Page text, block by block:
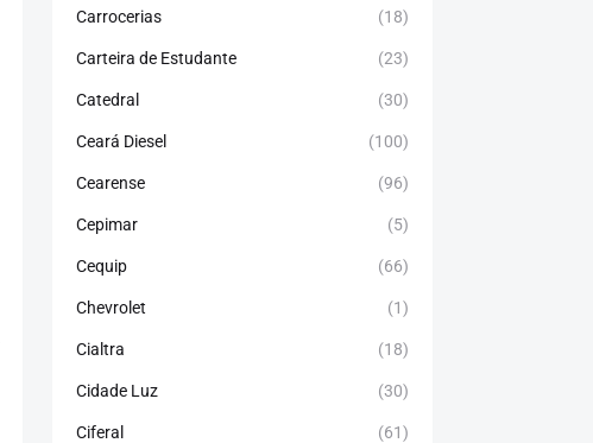
Carrocerias (18)
Carteira de Estudante (23)
Catedral (30)
Ceará Diesel (100)
Cearense (96)
Cepimar (5)
Cequip (66)
Chevrolet (1)
Cialtra (18)
Cidade Luz (30)
Ciferal (61)